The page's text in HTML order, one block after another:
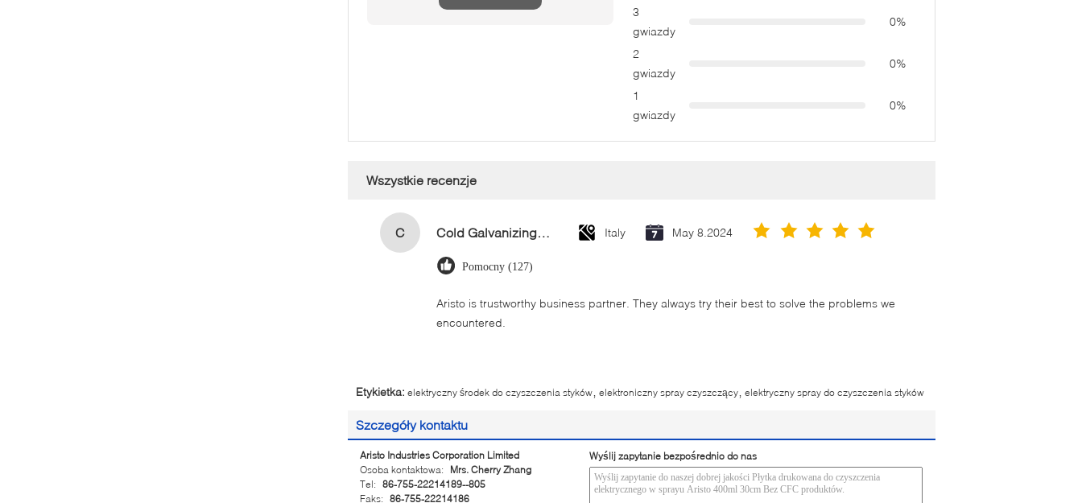
3
gwiazdy
0%
2
gwiazdy
0%
1
gwiazdy
0%
Wszystkie recenzje
C Cold Galvanizing Zinc Spray Paint 400ml Italy May 8.2024
Pomocny (127)
Aristo is trustworthy business partner. They always try their best to solve the problems we
encountered.
Etykietka: elektryczny środek do czyszczenia styków elektroniczny spray czyszczący elektryczny spray do czyszczenia styków
Szczegóły kontaktu
Aristo Industries Corporation Limited
Osoba kontaktowa:
Mrs. Cherry Zhang
Tel: 86-755-22214189--805
Faks: 86-755-22214186
Wyślij zapytanie bezpośrednio do nas